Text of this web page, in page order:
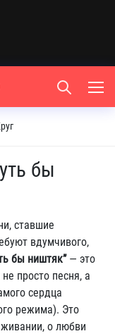
бы
ставшие
вдумчивого,
бы ништяк”— это
просто песня, а
сердца
режима). Это
о любви